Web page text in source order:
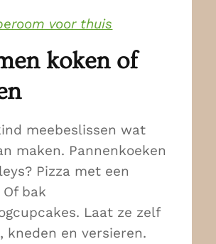
voor thuis
koken of
meebeslissen wat
maken. Pannenkoeken
Pizza met een
bak
Laat ze zelf
kneden en versieren.